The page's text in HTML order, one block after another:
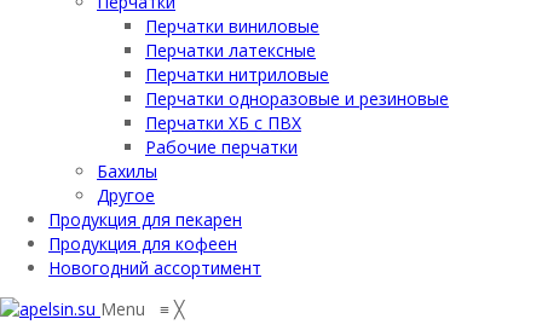
Перчатки виниловые
Перчатки латексные
Перчатки нитриловые
Перчатки одноразовые и резиновые
Перчатки ХБ с ПВХ
Рабочие перчатки
Бахилы
Другое
Продукция для пекарен
Продукция для кофеен
Новогодний ассортимент
Menu ≡ ╳